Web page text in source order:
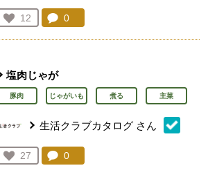
お気に入り登録：
12
人が登録
コメント：
0
塩肉じゃが
豚肉 じゃがいも 煮る 主菜
生活クラブカタログ さん
お気に入り登録：
27
人が登録
コメント：
0